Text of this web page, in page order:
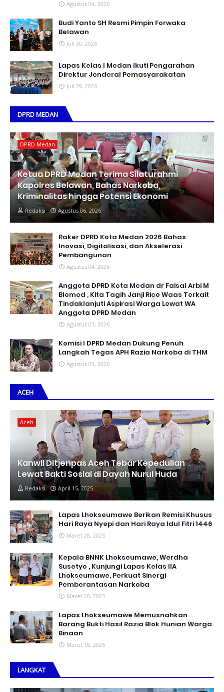
Agustus 04, 2026
Budi Yanto SH Resmi Pimpin Forwaka
Belawan
Juli 30, 2026
Lapas Kelas I Medan Ikuti Pengarahan
Direktur Jenderal Pemasyarakatan
Juli 29, 2026
DPRD MEDAN
DPRD Medan
Ketua DPRD Medan Terima Silaturahmi
Kapolres Belawan, Bahas Narkoba,
Kriminalitas hingga Potensi Ekonomi
Redaksi Agustus 06, 2026
Raker DPRD Kota Medan 2026 Bahas
Inovasi, Digitalisasi, dan Akselerasi
Pembangunan
Agustus 04, 2026
Anggota DPRD Kota Medan dr Faisal Arbi M
Blomed , Kita Tagih Janji Rico Waas Terkait
Tindaklanjuti Aspirasi Warga Lewat WA
Anggota DPRD Medan
Agustus 03, 2026
Komisi I DPRD Medan Dukung Penuh
Langkah Tegas APH Razia Narkoba di THM
Agustus 03, 2026
ACEH
Aceh
Kanwil Ditjenpas Aceh Tebar Kepedulian
Lewat Bakti Sosial di Dayah Nurul Huda
Redaksi April 15, 2025
Lapas Lhokseumawe Berikan Remisi Khusus
Hari Raya Nyepi dan Hari Raya Idul Fitri 1446
Maret 28, 2025
Kepala BNNK Lhokseumawe, Werdha
Susetyo , Kunjungi Lapas Kelas IIA
Lhokseumawe, Perkuat Sinergi
Pemberantasan Narkoba
Maret 20, 2025
Lapas Lhokseumawe Memusnahkan
Barang Bukti Hasil Razia Blok Hunian Warga
Binaan
Maret 18, 2025
LANGKAT